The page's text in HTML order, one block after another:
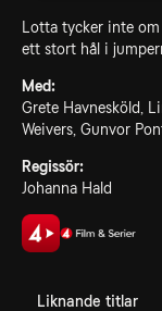
Lotta tycker inte
ett stort hål i
Med:
Grete Havnesköld,
Weivers, Gunvor
Regissör:
Johanna Hald
Liknande titlar